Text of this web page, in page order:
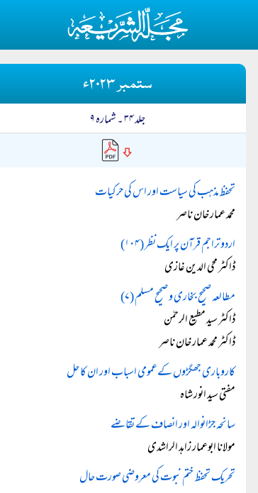
ستمبر ۲۰۲۳ء
جلد ۳۴ ۔ شمارہ ۹
تحفظ مذہب کی سیاست اور اس کی حرکیات
محمد عمار خان ناصر
اردو تراجم قرآن پر ایک نظر (۱۰۴)
ڈاکٹر محی الدین غازی
مطالعہ صحیح بخاری و صحیح مسلم (۷)
ڈاکٹر سید مطیع الرحمٰن
ڈاکٹر محمد عمار خان ناصر
کاروباری جھگڑوں کےعمومی اسباب اور ان کا حل
مفتی سید انور شاہ
سانحہ جڑانوالہ اور انصاف کے تقاضے
مولانا ابوعمار زاہد الراشدی
تحریک تحفظ ختم نبوت کی معروضی صورت حال